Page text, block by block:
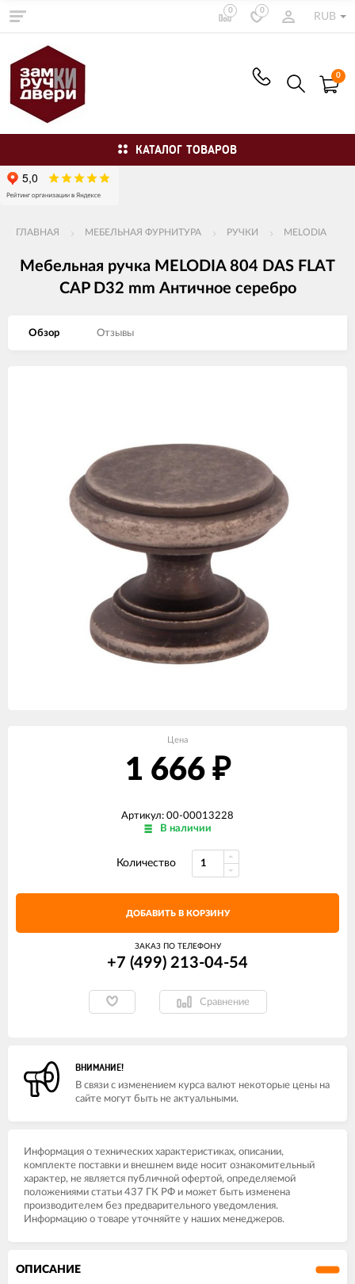
0 0
RUB
0
КАТАЛОГ ТОВАРОВ
ГЛАВНАЯ МЕБЕЛЬНАЯ ФУРНИТУРА РУЧКИ MELODIA
Мебельная ручка MELODIA 804 DAS FLAT
CAP D32 mm Античное серебро
Обзор Отзывы
Цена
1 666 ₽
Артикул: 00-00013228
В наличии
Количество
ДОБАВИТЬ В КОРЗИНУ
ЗАКАЗ ПО ТЕЛЕФОНУ
+7 (499) 213-04-54​
Сравнение
ВНИМАНИЕ!
В связи с изменением курса валют некоторые цены на
сайте могут быть не актуальными.
Информация о технических характеристиках, описании,
комплекте поставки и внешнем виде носит ознакомительный
характер, не является публичной офертой, определяемой
положениями статьи 437 ГК РФ и может быть изменена
производителем без предварительного уведомления.
Информацию о товаре уточняйте у наших менеджеров.
ОПИСАНИЕ